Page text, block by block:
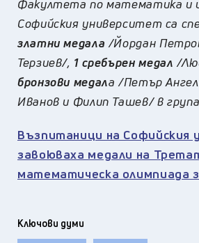
Факултета по математика и
Софийския университет са
златни медала /Йордан
Терзиев/, 1 сребърен медал /
бронзови медала /Петър
Иванов и Филип Ташев/ в
Възпитаници на Софийския
завоюваха медали на
математическа олимпиада
Ключови думи